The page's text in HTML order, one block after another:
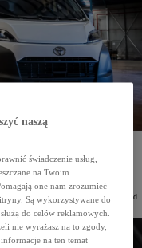
Toyota Professional można już
na 3 lata lub do 1 000 000 km.
PROACE MAX. Pojazd ten łączy dużą
szeroka gama nadwozi, a także
te pozwalają dostosować pojazd
podnoszą wartość rezydualną.
naszą
świadczenie usług,
na Twoim
one nam zrozumieć
Są wykorzystywane do
do celów reklamowych.
nie wyrażasz na to zgody,
na ten temat